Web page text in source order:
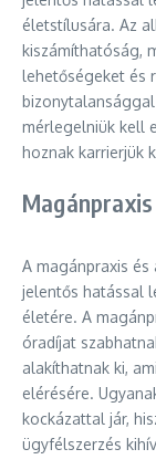
életstílusára. Az
kiszámíthatóság,
lehetőségeket és
mérlegelniük kell
hoznak karrierjük
A magánpraxis
jelentős hatással
életére. A
óradíjat
alakíthatnak ki,
elérésére.
kockázattal jár,
ügyfélszerzés